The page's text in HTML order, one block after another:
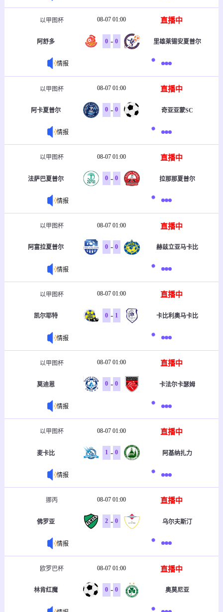
以甲图杯 08-07 01:00 直播中
阿舒多 0 - 0 里雄莱锡安夏普尔
情报
以甲图杯 08-07 01:00 直播中
阿卡夏普尔 0 - 0 奇亚亚蒙SC
情报
以甲图杯 08-07 01:00 直播中
法萨巴夏普尔 0 - 0 拉那那夏普尔
情报
以甲图杯 08-07 01:00 直播中
阿富拉夏普尔 0 - 0 赫兹立亚马卡比
情报
以甲图杯 08-07 01:00 直播中
凯尔耶特 0 - 1 卡比利奥马卡比
情报
以甲图杯 08-07 01:00 直播中
莫迪恩 0 - 0 卡法尔卡瑟姆
情报
以甲图杯 08-07 01:00 直播中
麦卡比 1 - 0 阿基纳扎力
情报
挪丙 08-07 01:00 直播中
佛罗亚 2 - 0 乌尔夫斯汀
情报
欧罗巴杯 08-07 01:00 直播中
林肯红魔 0 - 0 奥莫尼亚